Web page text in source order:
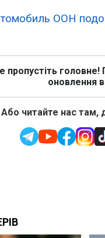
ООН
пропустіть головне!
оновлення
Або читайте нас там,